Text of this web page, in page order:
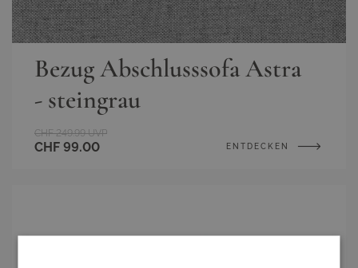
Bezug Abschlusssofa Astra
- steingrau
CHF 99.00
CHF 249.99 UVP
ENTDECKEN